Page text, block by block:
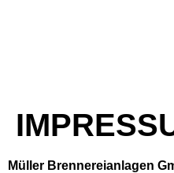
Müller Brennereianlagen